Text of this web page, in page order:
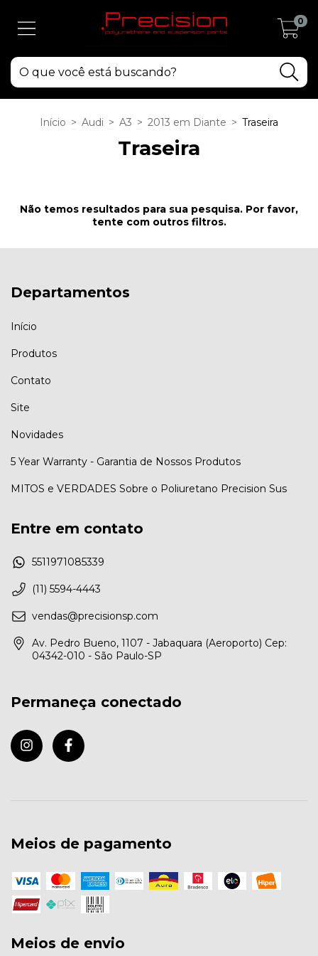
0
Início > Audi > A3 > 2013 em Diante > Traseira
Traseira
Não temos resultados para sua pesquisa. Por favor,
tente com outros filtros.
Departamentos
Início
Produtos
Contato
Site
Novidades
5 Year Warranty - Garantia de Nossos Produtos
MITOS e VERDADES Sobre o Poliuretano Precision Sus
Entre em contato
5511971085339
(11) 5594-4443
vendas@precisionsp.com
Av. Pedro Bueno, 1107 - Jabaquara (Aeroporto) Cep:
04342-010 - São Paulo-SP
Permaneça conectado
Meios de pagamento
Meios de envio